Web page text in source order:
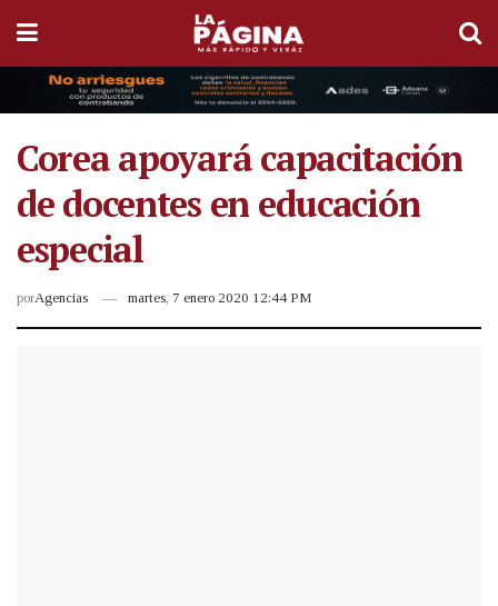
Corea apoyará capacitación
de docentes en educación
especial
porAgencias martes, 7 enero 2020 12:44 PM